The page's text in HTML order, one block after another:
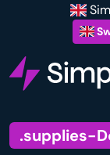
.supplies-